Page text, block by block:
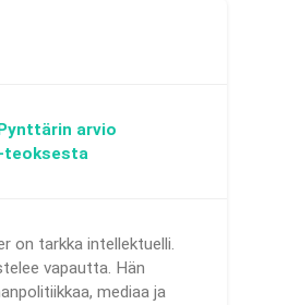
arvio
teoksesta
on tarkka intellektuelli.
vapautta. Hän
mediaa ja